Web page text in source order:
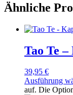
Ähnliche
Tao Te
39,95 €
Ausführung
auf. Die